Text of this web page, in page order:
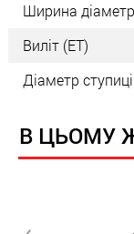
Ширина
Виліт (ET)
Діаметр
В ЦЬОМУ